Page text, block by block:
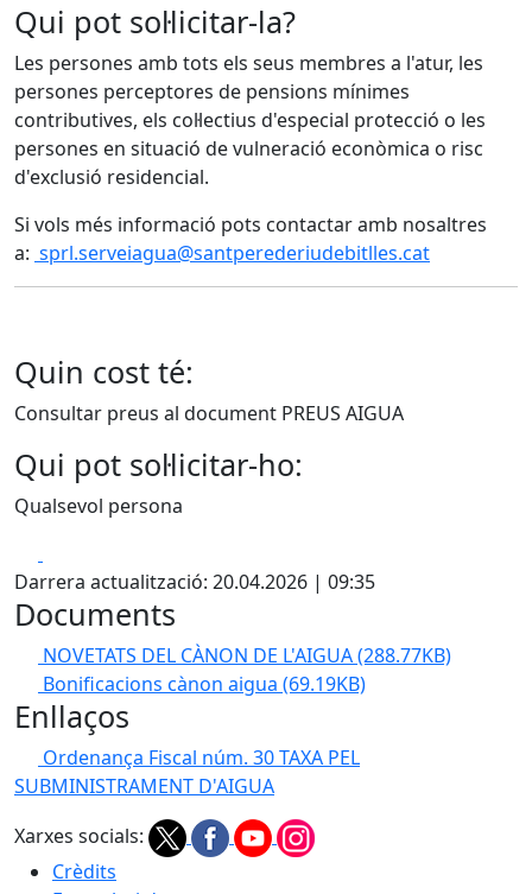
Qui pot sol·licitar-la?
Les persones amb tots els seus membres a l'atur, les
persones perceptores de pensions mínimes
contributives, els col·lectius d'especial protecció o les
persones en situació de vulneració econòmica o risc
d'exclusió residencial.
Si vols més informació pots contactar amb nosaltres
a: sprl.serveiagua@santperederiudebitlles.cat
Quin cost té:
Consultar preus al document PREUS AIGUA
Qui pot sol·licitar-ho:
Qualsevol persona
Darrera actualització: 20.04.2026 | 09:35
Documents
NOVETATS DEL CÀNON DE L'AIGUA(288.77KB)
Bonificacions cànon aigua (69.19KB)
Enllaços
Ordenança Fiscal núm. 30 TAXA PEL
SUBMINISTRAMENT D'AIGUA
Xarxes socials:
Crèdits